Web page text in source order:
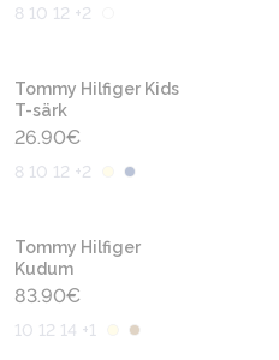
8 10 12 +2
Tommy Hilfiger Kids
T-särk
26.90€
8 10 12 +2
Tommy Hilfiger
Kudum
83.90€
10 12 14 +1